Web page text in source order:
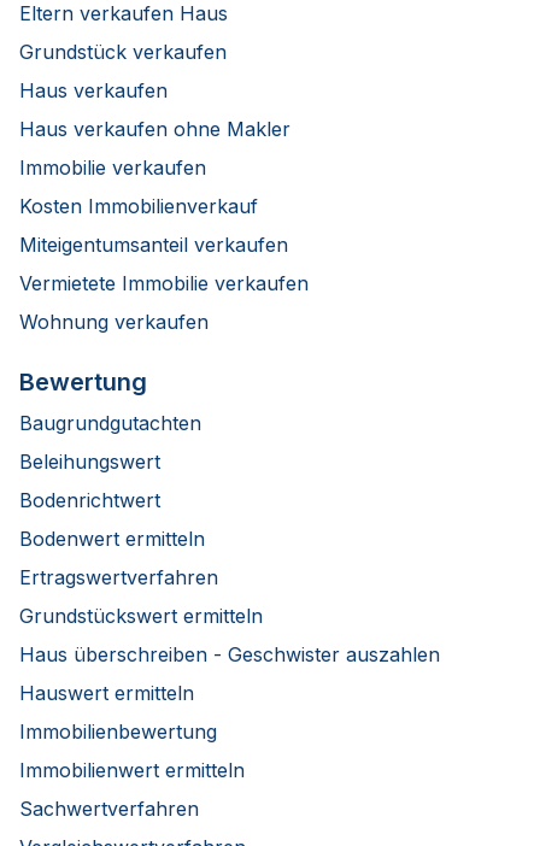
Eltern verkaufen Haus
Grundstück verkaufen
Haus verkaufen
Haus verkaufen ohne Makler
Immobilie verkaufen
Kosten Immobilienverkauf
Miteigentumsanteil verkaufen
Vermietete Immobilie verkaufen
Wohnung verkaufen
Bewertung
Baugrundgutachten
Beleihungswert
Bodenrichtwert
Bodenwert ermitteln
Ertragswertverfahren
Grundstückswert ermitteln
Haus überschreiben - Geschwister auszahlen
Hauswert ermitteln
Immobilienbewertung
Immobilienwert ermitteln
Sachwertverfahren